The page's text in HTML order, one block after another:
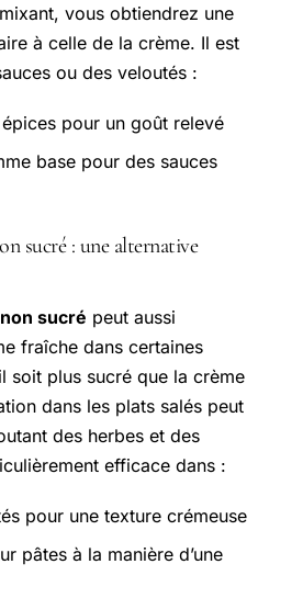
vous obtiendrez une
à celle de la crème. Il est
ou des veloutés :
pour un goût relevé
base pour des sauces
sucré : une alternative
sucré peut aussi
fraîche dans certaines
soit plus sucré que la crème
dans les plats salés peut
des herbes et des
efficace dans :
pour une texture crémeuse
pâtes à la manière d’une